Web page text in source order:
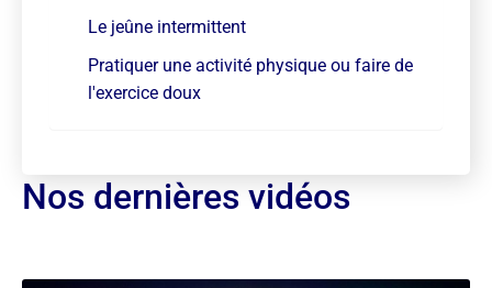
Le jeûne intermittent
Pratiquer une activité physique ou faire de
l'exercice doux
Nos dernières vidéos